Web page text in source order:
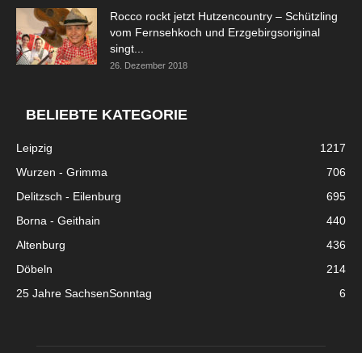
Rocco rockt jetzt Hutzencountry – Schützling
vom Fernsehkoch und Erzgebirgsoriginal
singt...
26. Dezember 2018
BELIEBTE KATEGORIE
Leipzig
1217
Wurzen - Grimma
706
Delitzsch - Eilenburg
695
Borna - Geithain
440
Altenburg
436
Döbeln
214
25 Jahre SachsenSonntag
6